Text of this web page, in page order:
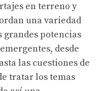
en terreno y
una variedad
grandes potencias
desde
las cuestiones de
tratar los temas